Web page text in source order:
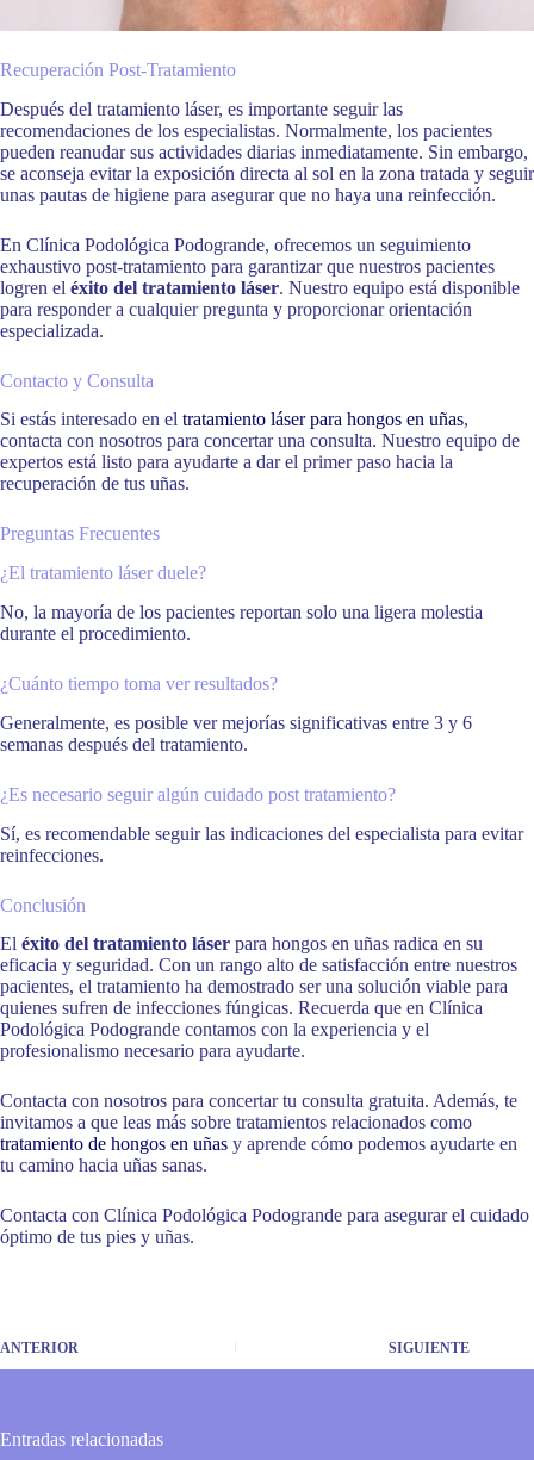
Recuperación Post-Tratamiento
Después del tratamiento láser, es importante seguir las
recomendaciones de los especialistas. Normalmente, los pacientes
pueden reanudar sus actividades diarias inmediatamente. Sin embargo,
se aconseja evitar la exposición directa al sol en la zona tratada y seguir
unas pautas de higiene para asegurar que no haya una reinfección.
En Clínica Podológica Podogrande, ofrecemos un seguimiento
exhaustivo post-tratamiento para garantizar que nuestros pacientes
logren el éxito del tratamiento láser. Nuestro equipo está disponible
para responder a cualquier pregunta y proporcionar orientación
especializada.
Contacto y Consulta
Si estás interesado en el tratamiento láser para hongos en uñas,
contacta con nosotros para concertar una consulta. Nuestro equipo de
expertos está listo para ayudarte a dar el primer paso hacia la
recuperación de tus uñas.
Preguntas Frecuentes
¿El tratamiento láser duele?
No, la mayoría de los pacientes reportan solo una ligera molestia
durante el procedimiento.
¿Cuánto tiempo toma ver resultados?
Generalmente, es posible ver mejorías significativas entre 3 y 6
semanas después del tratamiento.
¿Es necesario seguir algún cuidado post tratamiento?
Sí, es recomendable seguir las indicaciones del especialista para evitar
reinfecciones.
Conclusión
El éxito del tratamiento láser para hongos en uñas radica en su
eficacia y seguridad. Con un rango alto de satisfacción entre nuestros
pacientes, el tratamiento ha demostrado ser una solución viable para
quienes sufren de infecciones fúngicas. Recuerda que en Clínica
Podológica Podogrande contamos con la experiencia y el
profesionalismo necesario para ayudarte.
Contacta con nosotros para concertar tu consulta gratuita. Además, te
invitamos a que leas más sobre tratamientos relacionados como
tratamiento de hongos en uñas y aprende cómo podemos ayudarte en
tu camino hacia uñas sanas.
Contacta con Clínica Podológica Podogrande para asegurar el cuidado
óptimo de tus pies y uñas.
ANTERIOR SIGUIENTE
Entradas relacionadas